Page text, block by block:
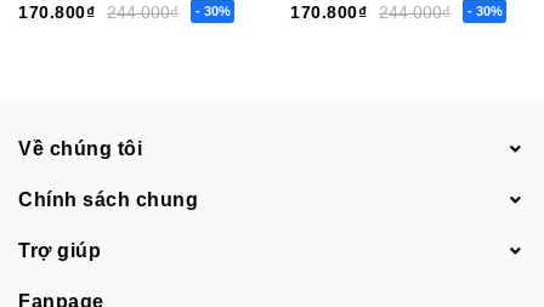
170.800₫
244.000₫ - 30%
170.800₫
244.000₫ - 30%
Về chúng tôi
Chính sách chung
Trợ giúp
Fanpage